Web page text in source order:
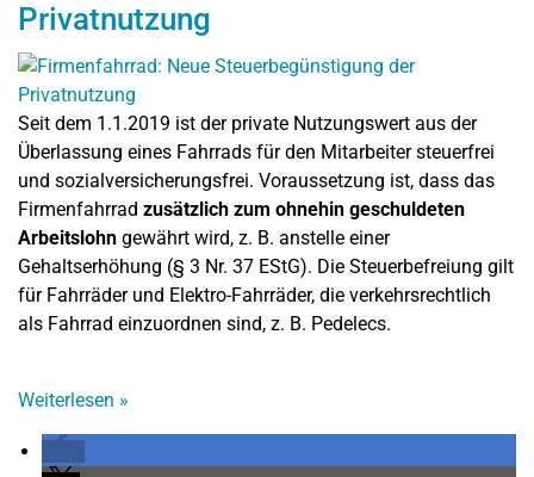
Privatnutzung
Seit dem 1.1.2019 ist der private Nutzungswert aus der
Überlassung eines Fahrrads für den Mitarbeiter steuerfrei
und sozialversicherungsfrei. Voraussetzung ist, dass das
Firmenfahrrad zusätzlich zum ohnehin geschuldeten
Arbeitslohn gewährt wird, z. B. anstelle einer
Gehaltserhöhung (§ 3 Nr. 37 EStG). Die Steuerbefreiung gilt
für Fahrräder und Elektro-Fahrräder, die verkehrsrechtlich
als Fahrrad einzuordnen sind, z. B. Pedelecs.
Weiterlesen »